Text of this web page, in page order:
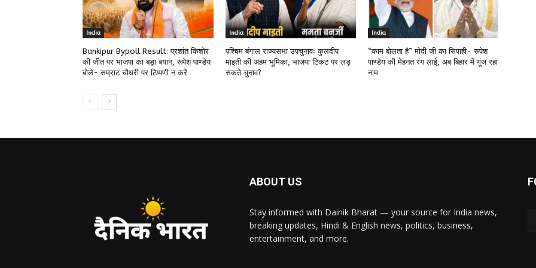
India
Bankipur Bypoll Result: प्रशांत किशोर
की जीत पर भाजपा का बड़ा बयान, रूपेश पाण्डेय
बोले- सम्राट चौधरी पर टिप्पणी न करें
India
पश्चिम बंगाल राज्यसभा उपचुनावः कुलदीप
माइती की अहम भूमिका, भाजपा टिकट पर लड़
सकते चुनाव?
India
“काम बोलता है” मोदी जी का सिपाही- रूपेश
पाण्डेय की मेहनत रंग लाई, अब बिहार में गूंज रहा
नाम
ABOUT US
Stay informed with Dainik Bharat — your source for India news,
breaking updates, Hindi & English news, politics, business,
entertainment, and more.